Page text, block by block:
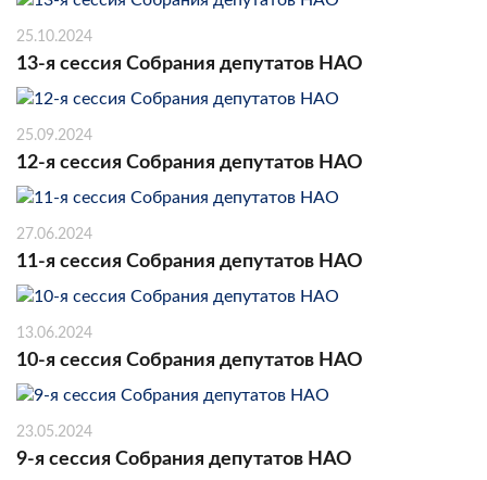
25.10.2024
13-я сессия Собрания депутатов НАО
25.09.2024
12-я сессия Собрания депутатов НАО
27.06.2024
11-я сессия Собрания депутатов НАО
13.06.2024
10-я сессия Собрания депутатов НАО
23.05.2024
9-я сессия Собрания депутатов НАО